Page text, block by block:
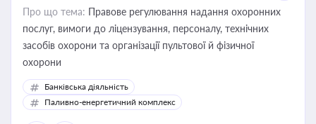
Про що тема: Правове регулювання надання охоронних
послуг, вимоги до ліцензування, персоналу, технічних
засобів охорони та організації пультової й фізичної
охорони
Банківська діяльність
Паливно-енергетичний комплекс